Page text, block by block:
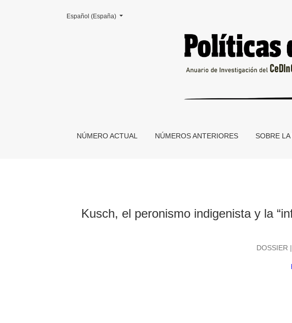
Kusch, el peronismo indigenista y la “infiltración marxista”
NÚMERO ACTUAL NÚMEROS ANTERIORES SOBRE
Cambiar el idioma. El actual es:
Español (España)
Kusch, el peronismo indigenista y la
DOSSIER